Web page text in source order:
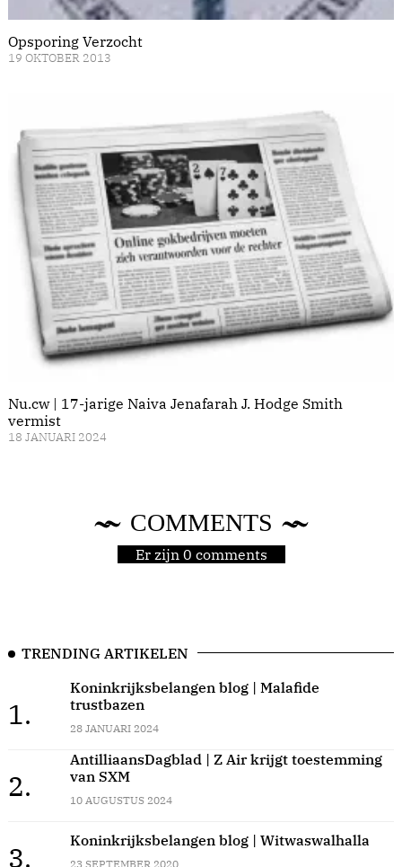
Opsporing Verzocht
19 OKTOBER 2013
Nu.cw | 17-jarige Naiva Jenafarah J. Hodge Smith
vermist
18 JANUARI 2024
COMMENTS
Er zijn 0 comments
TRENDING ARTIKELEN
1.
Koninkrijksbelangen blog | Malafide
trustbazen
28 JANUARI 2024
2.
AntilliaansDagblad | Z Air krijgt toestemming
van SXM
10 AUGUSTUS 2024
3.
Koninkrijksbelangen blog | Witwaswalhalla
23 SEPTEMBER 2020